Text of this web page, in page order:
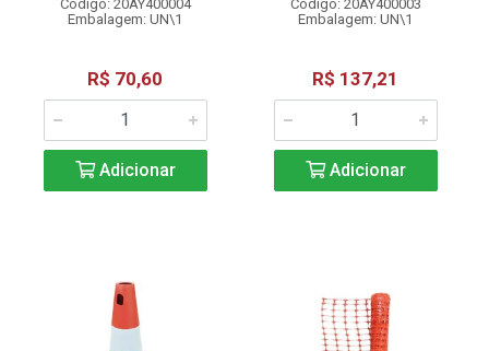
Código: 20AY400004
Embalagem: UN\1
R$ 70,60
Adicionar
Código: 20AY400003
Embalagem: UN\1
R$ 137,21
Adicionar